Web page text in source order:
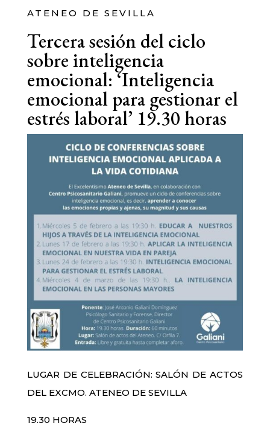
ATENEO DE SEVILLA
Tercera sesión del ciclo
sobre inteligencia
emocional: ‘Inteligencia
emocional para gestionar el
estrés laboral’ 19.30 horas
LUGAR DE CELEBRACIÓN: SALÓN DE ACTOS
DEL EXCMO. ATENEO DE SEVILLA
19.30 HORAS